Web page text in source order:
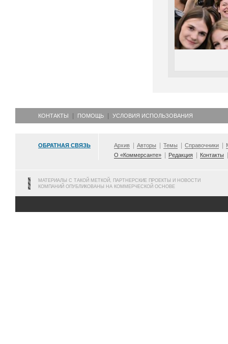
КОНТАКТЫ ПОМОЩЬ УСЛОВИЯ ИСПОЛЬЗОВАНИЯ
ОБРАТНАЯ СВЯЗЬ Архив Авторы Темы Справочники
О «Коммерсанте»
Редакция Контакты
МАТЕРИАЛЫ С ТАКОЙ МЕТКОЙ, ПАРТНЕРСКИЕ ПРОЕКТЫ И НОВОСТИ
КОМПАНИЙ ОПУБЛИКОВАНЫ НА КОММЕРЧЕСКОЙ ОСНОВЕ